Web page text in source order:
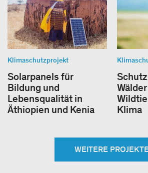
Klimaschutzprojekt
Solarpanels für
Bildung und
Lebensqualität in
Äthiopien und Kenia
Klima
WEITERE